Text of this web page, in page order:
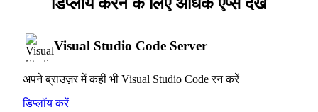
Visual Studio Code Server
अपने ब्राउज़र में कहीं भी Visual Studio Code रन करें
डिप्लॉय करें